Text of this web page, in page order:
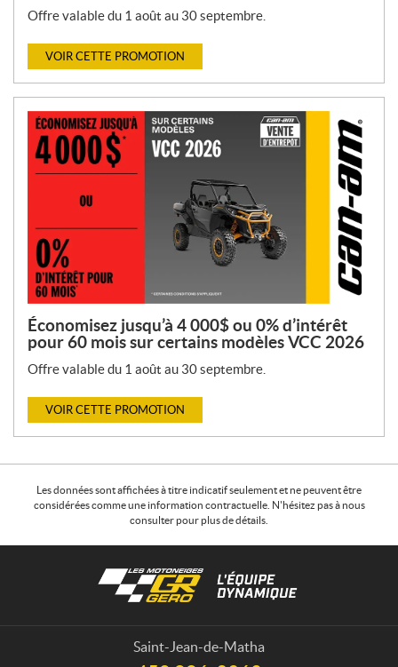
Offre valable du 1 août au 30 septembre.
VOIR CETTE PROMOTION
Économisez jusqu’à 4 000$ ou 0% d’intérêt
pour 60 mois sur certains modèles VCC 2026
Offre valable du 1 août au 30 septembre.
VOIR CETTE PROMOTION
Les données sont affichées à titre indicatif seulement et ne peuvent être
considérées comme une information contractuelle. N'hésitez pas à nous
consulter pour plus de détails.
Saint-Jean-de-Matha